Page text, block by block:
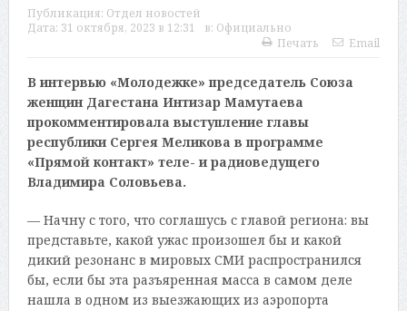
Публикация: Отдел новостей
Дата: 31 октября, 2023 в 12:31 в: Официально
Печать
Email
В интервью «Молодежке» председатель Союза
женщин Дагестана Интизар Мамутаева
прокомментировала выступление главы
республики Сергея Меликова в программе
«Прямой контакт» теле- и радиоведущего
Владимира Соловьева.
— Начну с того, что соглашусь с главой региона: вы
представьте, какой ужас произошел бы и какой
дикий резонанс в мировых СМИ распространился
бы, если бы эта разъяренная масса в самом деле
нашла в одном из выезжающих из аэропорта